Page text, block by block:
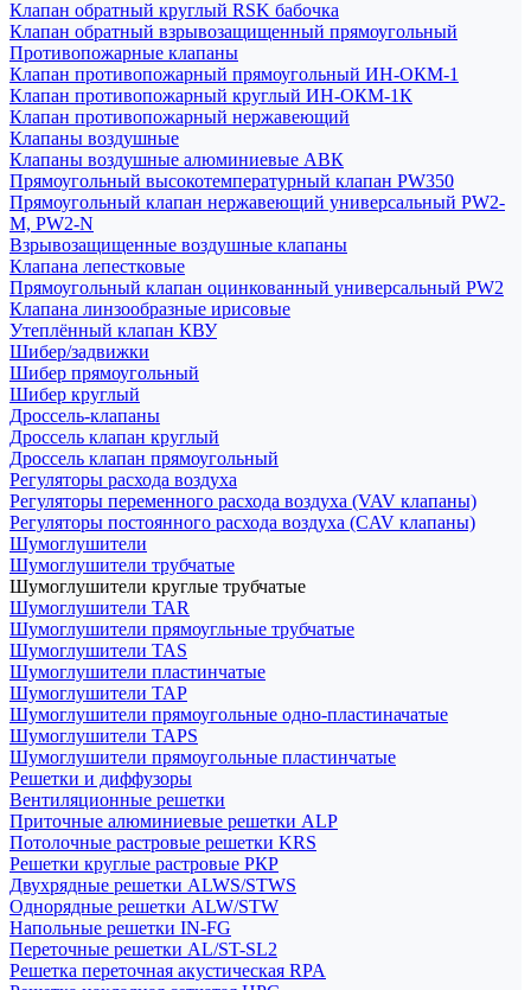
Клапан обратный круглый RSK бабочка
Клапан обратный взрывозащищенный прямоугольный
Противопожарные клапаны
Клапан противопожарный прямоугольный ИН-ОКМ-1
Клапан противопожарный круглый ИН-ОКМ-1К
Клапан противопожарный нержавеющий
Клапаны воздушные
Клапаны воздушные алюминиевые АВК
Прямоугольный высокотемпературный клапан PW350
Прямоугольный клапан нержавеющий универсальный PW2-
M, PW2-N
Взрывозащищенные воздушные клапаны
Клапана лепестковые
Прямоугольный клапан оцинкованный универсальный PW2
Клапана линзообразные ирисовые
Утеплённый клапан КВУ
Шибер/задвижки
Шибер прямоугольный
Шибер круглый
Дроссель-клапаны
Дроссель клапан круглый
Дроссель клапан прямоугольный
Регуляторы расхода воздуха
Регуляторы переменного расхода воздуха (VAV клапаны)
Регуляторы постоянного расхода воздуха (CAV клапаны)
Шумоглушители
Шумоглушители трубчатые
Шумоглушители круглые трубчатые
Шумоглушители TAR
Шумоглушители прямоугльные трубчатые
Шумоглушители TAS
Шумоглушители пластинчатые
Шумоглушители TAP
Шумоглушители прямоугольные одно-пластиначатые
Шумоглушители TAPS
Шумоглушители прямоугольные пластинчатые
Решетки и диффузоры
Вентиляционные решетки
Приточные алюминиевые решетки ALP
Потолочные растровые решетки KRS
Решетки круглые растровые РКР
Двухрядные решетки ALWS/STWS
Однорядные решетки ALW/STW
Напольные решетки IN-FG
Переточные решетки AL/ST-SL2
Решетка переточная акустическая RPA